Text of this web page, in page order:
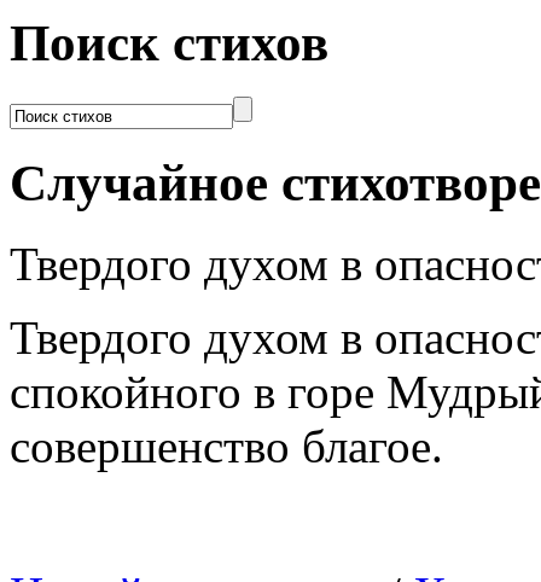
Поиск стихов
Случайное
Твердого духом в
Твердого духом в
спокойного в горе
совершенство благое.